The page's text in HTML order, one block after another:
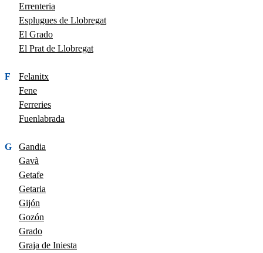
Errenteria
Esplugues de Llobregat
El Grado
El Prat de Llobregat
F
Felanitx
Fene
Ferreries
Fuenlabrada
G
Gandia
Gavà
Getafe
Getaria
Gijón
Gozón
Grado
Graja de Iniesta